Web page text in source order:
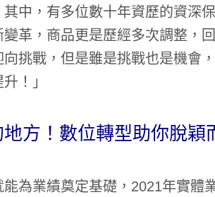
中，有多位數十年資歷的資深
變革，商品更是歷經多次調整，
挑戰，但是雖是挑戰也是機會
！」
方！數位轉型助你脫穎
為業績奠定基礎，2021年實體